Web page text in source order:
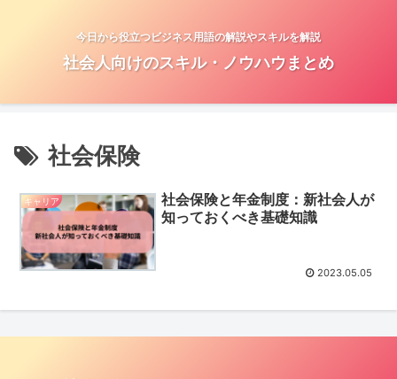
今日から役立つビジネス用語の解説やスキルを解説
社会人向けのスキル・ノウハウまとめ
社会保険
キャリア
社会保険と年金制度：新社会人が
知っておくべき基礎知識
2023.05.05